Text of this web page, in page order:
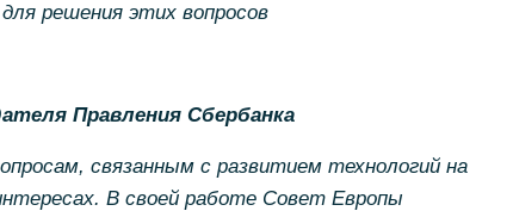
решения этих вопросов
Правления Сбербанка
связанным с развитием технологий на
В своей работе Совет Европы